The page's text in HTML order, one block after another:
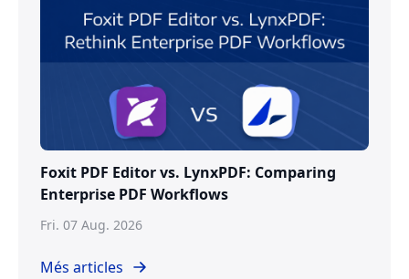
Foxit PDF Editor vs. LynxPDF: Comparing
Enterprise PDF Workflows
Fri. 07 Aug. 2026
Més articles